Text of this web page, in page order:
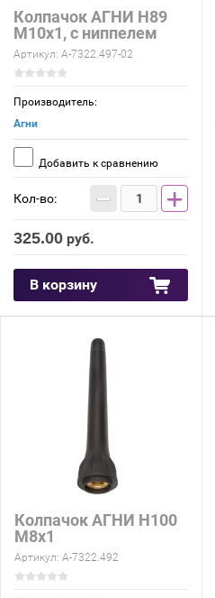
Колпачок АГНИ Н89
М10х1, с ниппелем
Артикул: А-7322.497-02
Производитель:
Агни
Добавить к сравнению
Кол-во: − +
325.00 руб.
В корзину
Колпачок АГНИ Н100
М8х1
Артикул: А-7322.492